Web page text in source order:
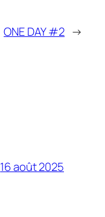
ONE DAY #2 →
16 août 2025